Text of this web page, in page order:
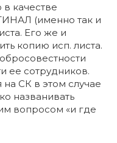
в качестве
(именно так и
Его же и
копию исп. листа.
ее сотрудников.
СК в этом случае
названивать
вопросом «и где